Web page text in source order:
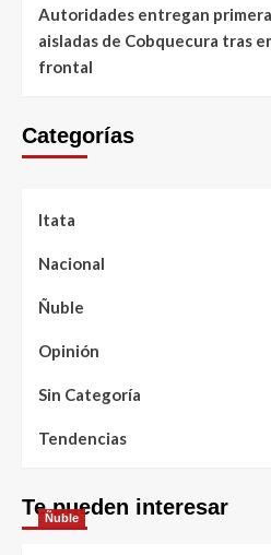
Autoridades entregan
aisladas de Cobquecura tras
frontal
Categorías
Itata
Nacional
Ñuble
Opinión
Sin Categoría
Tendencias
Te pueden interesar
Ñuble